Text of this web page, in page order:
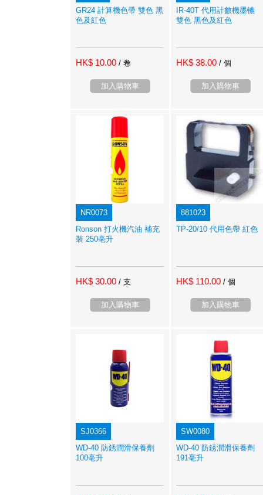
GR24 計算機色帶 雙色 黑
色及紅色
HK$ 10.00 / 卷
加入購物車
IR-40T 代用計數機墨轆
雙色 黑色及紅色
HK$ 38.00 / 個
加入購物車
NR0073
Ronson 打火機汽油 補充
裝 250亳升
HK$ 30.00 / 支
加入購物車
881023
TP-20/10 代用色帶 紅色
HK$ 110.00 / 個
加入購物車
SJ0366
WD-40 防銹潤滑保養劑
100亳升
SW0080
WD-40 防銹潤滑保養劑
191亳升